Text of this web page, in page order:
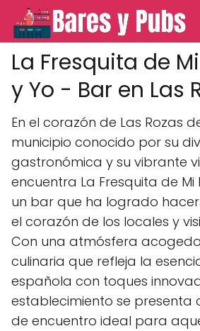
La Fresquita de
y Yo - Bar en Las
En el corazón de Las Rozas
municipio conocido por su
gastronómica y su vibrante
encuentra La Fresquita de Mi
un bar que ha logrado
el corazón de los locales y
Con una atmósfera
culinaria que refleja la
española con toques
establecimiento se presenta
de encuentro ideal para